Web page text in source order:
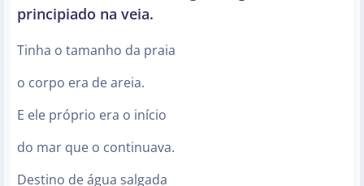
principiado na veia.
Tinha o tamanho da praia
o corpo era de areia.
E ele próprio era o início
do mar que o continuava.
Destino de água salgada